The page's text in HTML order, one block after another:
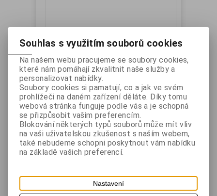
Samsung - napájecí zdroj SRP-770,
SRP-770II
Katalogové číslo:
PWK404-00005A
Záruka (měsíců):24
Dostupnost:
skladem
Napájecí zdroj pro tiskárny SRP-770, SRP-770II
Vaše cena bez DPH:
Přidat do košíku
Souhlas s využitím souborů cookies
Na našem webu pracujeme se soubory cookies,
které nám pomáhají zkvalitnit naše služby a
personalizovat nabídky.
Soubory cookies si pamatují, co a jak ve svém
prohlížeči na daném zařízení děláte. Díky tomu
webová stránka funguje podle vás a je schopná
se přizpůsobit vašim preferencím.
Blokování některých typů souborů může mít vliv
na vaši uživatelskou zkušenost s naším webem,
také nebudeme schopni poskytnout vám nabídku
na základě vašich preferencí.
Nastavení